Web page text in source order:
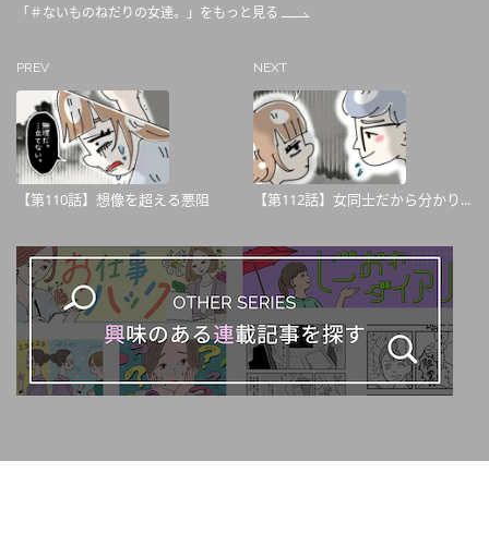
「＃ないものねだりの女達。」をもっと見る
PREV
【第110話】想像を超える悪阻
NEXT
【第112話】女同士だから分かり...